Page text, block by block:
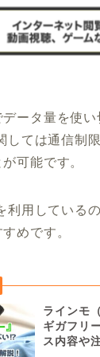
ータ量を使
しては通信制
可能です。
利用している
めです。
ラインモ
ギガフリ
ス内容や